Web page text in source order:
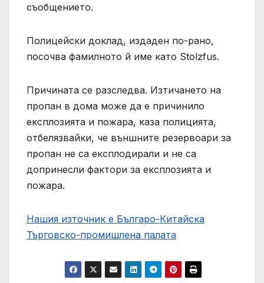
съобщението.
Полицейски доклад, издаден по-рано,
посочва фамилното й име като Stolzfus.
Причината се разследва. Изтичането на
пропан в дома може да е причинило
експлозията и пожара, каза полицията,
отбелязвайки, че външните резервоари за
пропан не са експлодирали и не са
допринесли фактори за експлозията и
пожара.
Нашия източник е Българо-Китайска
Търговско-промишлена палaта